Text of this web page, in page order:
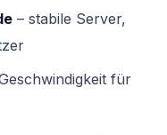
– stabile Server,
für